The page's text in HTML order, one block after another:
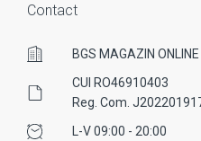
Contact
BGS MAGAZIN ONLINE
CUI RO46910403
Reg. Com.
L-V 09:00 - 20:00